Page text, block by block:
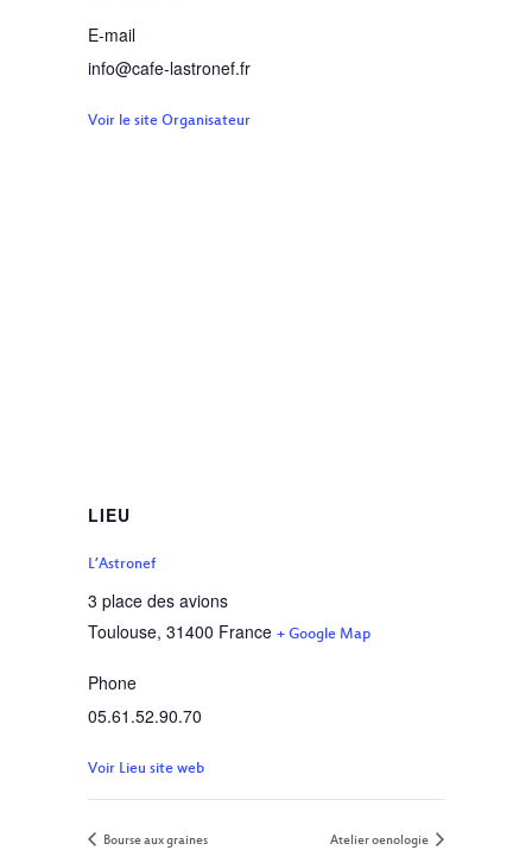
E-mail
info@cafe-lastronef.fr
Voir le site Organisateur
LIEU
L’Astronef
3 place des avions
Toulouse, 31400 France + Google Map
Phone
05.61.52.90.70
Voir Lieu site web
Bourse aux graines Atelier oenologie